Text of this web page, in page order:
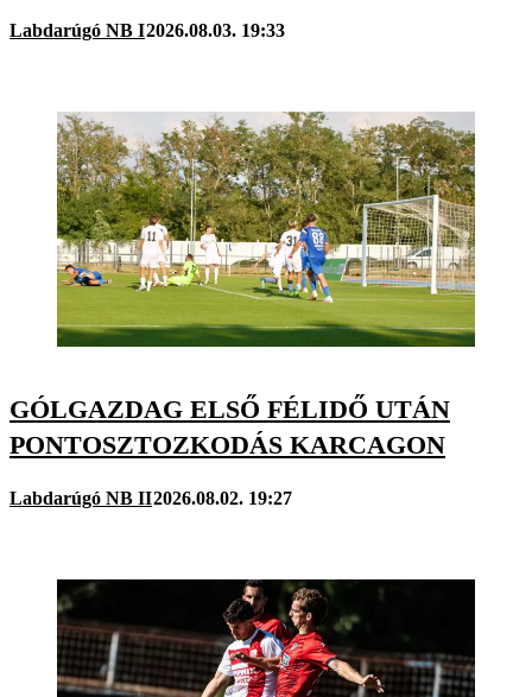
Labdarúgó NB I2026.08.03. 19:33
GÓLGAZDAG ELSŐ FÉLIDŐ UTÁN
PONTOSZTOZKODÁS KARCAGON
Labdarúgó NB II2026.08.02. 19:27